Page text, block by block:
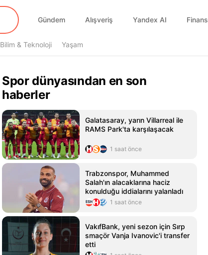
Gündem Alışveriş Yandex AI Finans
Bilim & Teknoloji Yaşam
Spor dünyasından en son
haberler
Galatasaray, yarın Villarreal ile
RAMS Park'ta karşılaşacak
1 saat önce
Trabzonspor, Muhammed
Salah'ın alacaklarına haciz
konulduğu iddialarını yalanladı
1 saat önce
VakıfBank, yeni sezon için Sırp
smaçör Vanja Ivanovic'i transfer
etti